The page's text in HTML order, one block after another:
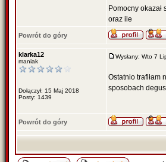
Pomocny okazał
oraz ile
Powrót do góry
klarka12
maniak
Dołączył: 15 Maj 2018
Posty: 1439
Wysłany: Wto 7
Ostatnio trafiłam
sposobach
Powrót do góry